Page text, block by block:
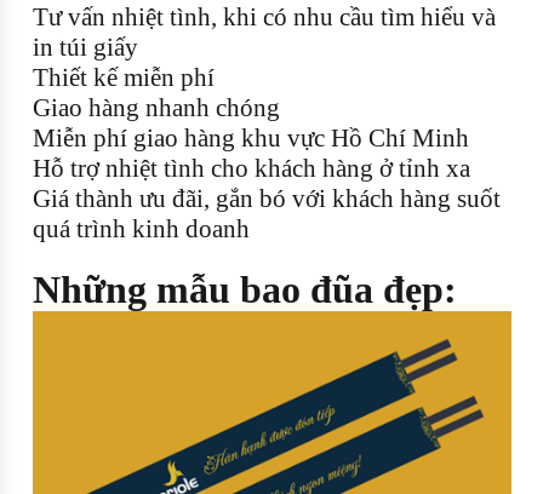
Tư vấn nhiệt tình, khi có nhu cầu tìm hiểu và
in túi giấy
Thiết kế miễn phí
Giao hàng nhanh chóng
Miễn phí giao hàng khu vực Hồ Chí Minh
Hỗ trợ nhiệt tình cho khách hàng ở tỉnh xa
Giá thành ưu đãi, gắn bó với khách hàng suốt
quá trình kinh doanh
Những mẫu bao đũa đẹp: